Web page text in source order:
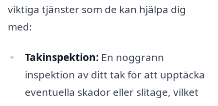
viktiga tjänster som de kan hjälpa dig
med:
Takinspektion: En noggrann
inspektion av ditt tak för att upptäcka
eventuella skador eller slitage, vilket